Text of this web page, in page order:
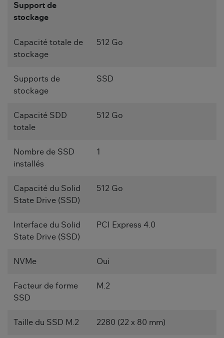
Support de
stockage
Capacité totale de
stockage
512 Go
Supports de
stockage
SSD
Capacité SDD
totale
512 Go
Nombre de SSD
installés
1
Capacité du Solid
State Drive (SSD)
512 Go
Interface du Solid
State Drive (SSD)
PCI Express 4.0
NVMe Oui
Facteur de forme
SSD
M.2
Taille du SSD M.2 2280 (22 x 80 mm)